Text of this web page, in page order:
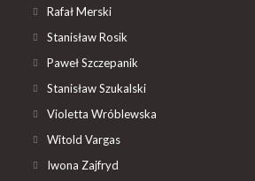
Rafał Merski
Stanisław Rosik
Paweł Szczepanik
Stanisław Szukalski
Violetta Wróblewska
Witold Vargas
Iwona Zajfryd